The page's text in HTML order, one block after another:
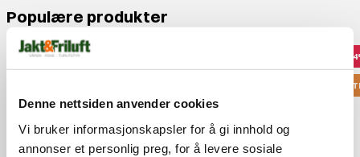
Denne nettsiden anvender cookies
Vi bruker informasjonskapsler for å gi innhold og
annonser et personlig preg, for å levere sosiale
Populære produkter